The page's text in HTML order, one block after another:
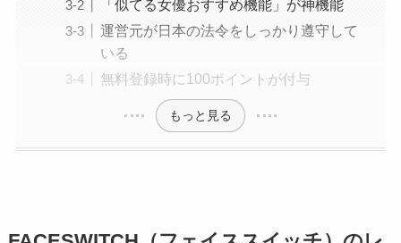
「似てる女優おすすめ機能」が神機能
運営元が日本の法令をしっかり遵守して
いる
無料登録時に100ポイントが付与
もっと見る